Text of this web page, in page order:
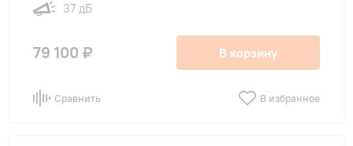
37 дБ
79 100 ₽ В корзину
Сравнить В избранное